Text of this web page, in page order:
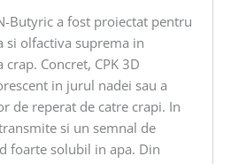
Butyric a fost proiectat pentru
si olfactiva suprema in
Concret, CPK 3D
in jurul nadei sau a
de reperat de catre crapi. In
si un semnal de
foarte solubil in apa. Din